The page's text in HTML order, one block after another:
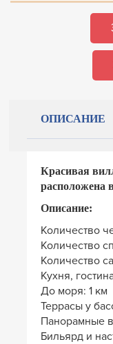
ОПИСАНИЕ
Красивая
расположена
Описание:
Количество
Количество
Количество
Кухня,
До моря: 1 км
Террасы у
Панорамные
Бильярд и